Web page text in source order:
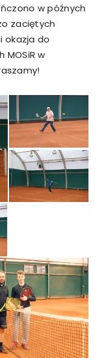
w późnych
zaciętych
okazja do
w